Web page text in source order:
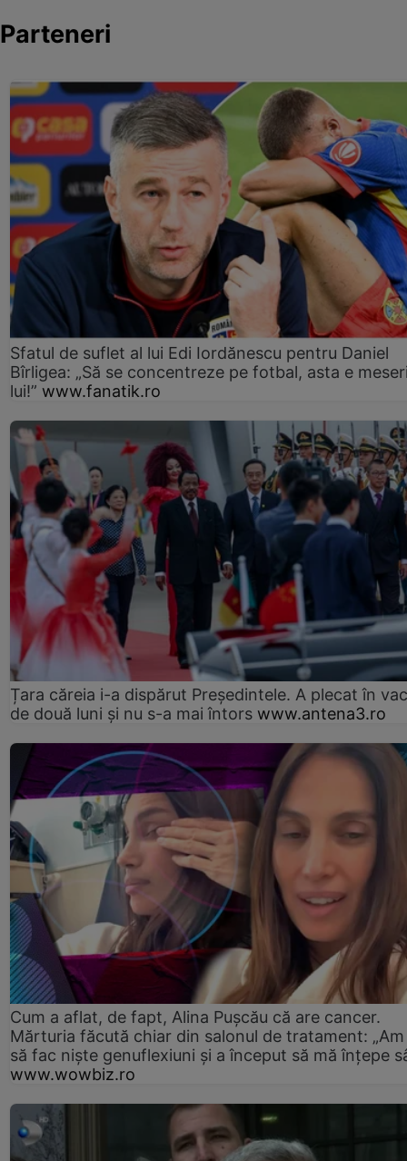
Parteneri
Sfatul de suflet al lui Edi Iordănescu pentru Daniel
Bîrligea: „Să se concentreze pe fotbal, asta e
lui!” www.fanatik.ro
Țara căreia i-a dispărut Președintele. A plecat în
de două luni și nu s-a mai întors www.antena3.ro
Cum a aflat, de fapt, Alina Pușcău că are cancer.
Mărturia făcută chiar din salonul de tratament:
să fac niște genuflexiuni și a început să mă înțepe
www.wowbiz.ro